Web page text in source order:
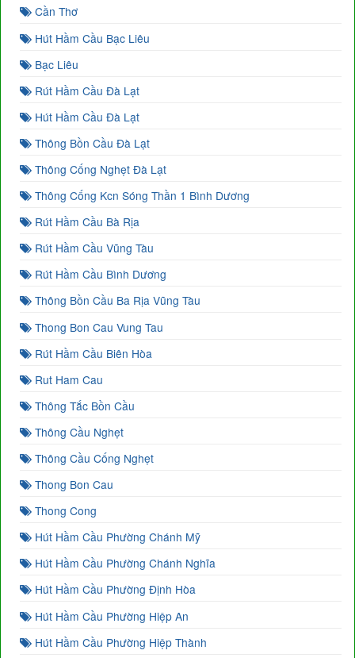
Cần Thơ
Hút Hầm Cầu Bạc Liêu
Bạc Liêu
Rút Hầm Cầu Đà Lạt
Hút Hầm Cầu Đà Lạt
Thông Bồn Cầu Đà Lạt
Thông Cống Nghẹt Đà Lạt
Thông Cống Kcn Sóng Thần 1 Bình Dương
Rút Hầm Cầu Bà Rịa
Rút Hầm Cầu Vũng Tàu
Rút Hầm Cầu Bình Dương
Thông Bồn Cầu Ba Rịa Vũng Tàu
Thong Bon Cau Vung Tau
Rút Hầm Cầu Biên Hòa
Rut Ham Cau
Thông Tắc Bồn Cầu
Thông Cầu Nghẹt
Thông Cầu Cống Nghẹt
Thong Bon Cau
Thong Cong
Hút Hầm Cầu Phường Chánh Mỹ
Hút Hầm Cầu Phường Chánh Nghĩa
Hút Hầm Cầu Phường Định Hòa
Hút Hầm Cầu Phường Hiệp An
Hút Hầm Cầu Phường Hiệp Thành